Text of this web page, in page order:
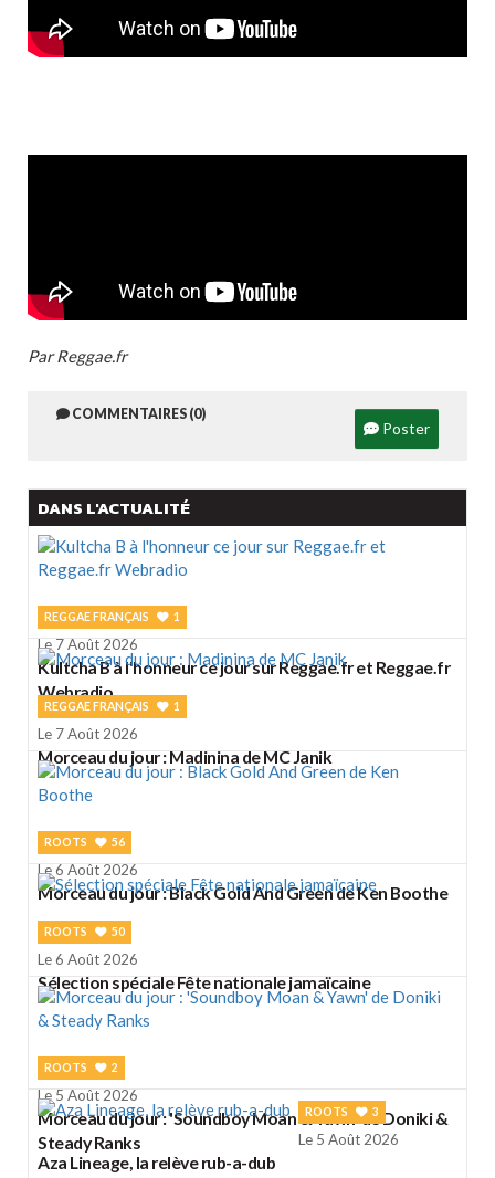
Par Reggae.fr
COMMENTAIRES (0)
Poster
DANS L'ACTUALITÉ
REGGAE FRANÇAIS 1
Le 7 Août 2026
Kultcha B à l'honneur ce jour sur Reggae.fr et Reggae.fr
Webradio
REGGAE FRANÇAIS 1
Le 7 Août 2026
Morceau du jour : Madinina de MC Janik
ROOTS 56
Le 6 Août 2026
Morceau du jour : Black Gold And Green de Ken Boothe
ROOTS 50
Le 6 Août 2026
Sélection spéciale Fête nationale jamaïcaine
ROOTS 2
Le 5 Août 2026
Morceau du jour : 'Soundboy Moan & Yawn' de Doniki &
Steady Ranks
ROOTS 3
Le 5 Août 2026
Aza Lineage, la relève rub-a-dub